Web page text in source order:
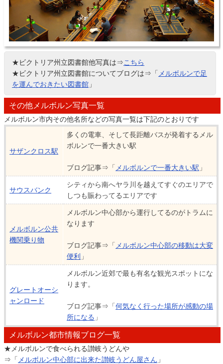
★ビクトリア州立図書館他写真は⇒こちら
★ビクトリア州立図書館についてブログは⇒「 メルボルンで足
を運んでおきたい図書館 」
その他メルボルン写真一覧
メルボルン市内その他名所などの写真一覧は下記のとおりです
サザンクロス駅
多くの電車、そして長距離バスが発着するメル
ボルンで一番大きい駅
ブログ記事⇒「 メルボルンで一番大きい駅 」
サウスバンク
シティから南へヤラ川を越えてすぐのエリアで
しつも賑わってるエリアです
メルボルン公共
機関乗り物
メルボルン中心部から運行してるのがトラムに
なります
ブログ記事⇒「 メルボルン中心部の移動は大変
便利 」
グレートオーシ
ャンロード
メルボルン近郊で最も有名な観光スポットにな
ります。
ブログ記事⇒「何気なく行った場所が感動の場
所になる 」
メルボルン都市情報ブログ一覧
★メルボルンで食べられる讃岐うどんや
⇒「 メルボルン中心部に出来た讃岐うどん屋さん 」